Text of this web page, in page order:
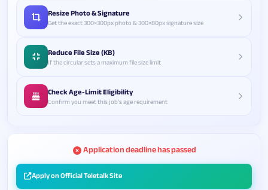
Resize Photo & Signature
Get the exact 300×300px photo & 300×80px signature size
Reduce File Size (KB)
If the circular sets a maximum file size limit
Check Age-Limit Eligibility
Confirm you meet this job's age requirement
Application deadline has passed
Apply on Official Teletalk Site